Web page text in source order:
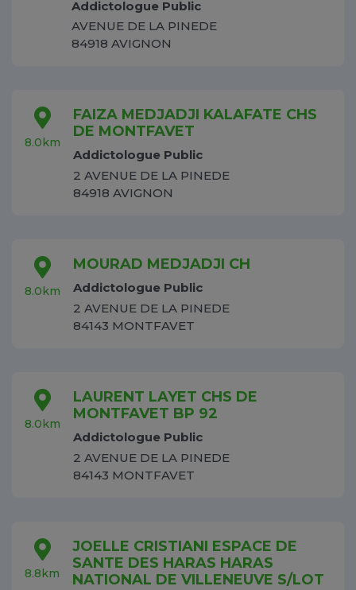
Addictologue Public
AVENUE DE LA PINEDE
84918 AVIGNON
8.0km
FAIZA MEDJADJI KALAFATE CHS
DE MONTFAVET
Addictologue Public
2 AVENUE DE LA PINEDE
84918 AVIGNON
8.0km
MOURAD MEDJADJI CH
Addictologue Public
2 AVENUE DE LA PINEDE
84143 MONTFAVET
8.0km
LAURENT LAYET CHS DE
MONTFAVET BP 92
Addictologue Public
2 AVENUE DE LA PINEDE
84143 MONTFAVET
8.8km
JOELLE CRISTIANI ESPACE DE
SANTE DES HARAS HARAS
NATIONAL DE VILLENEUVE S/LOT